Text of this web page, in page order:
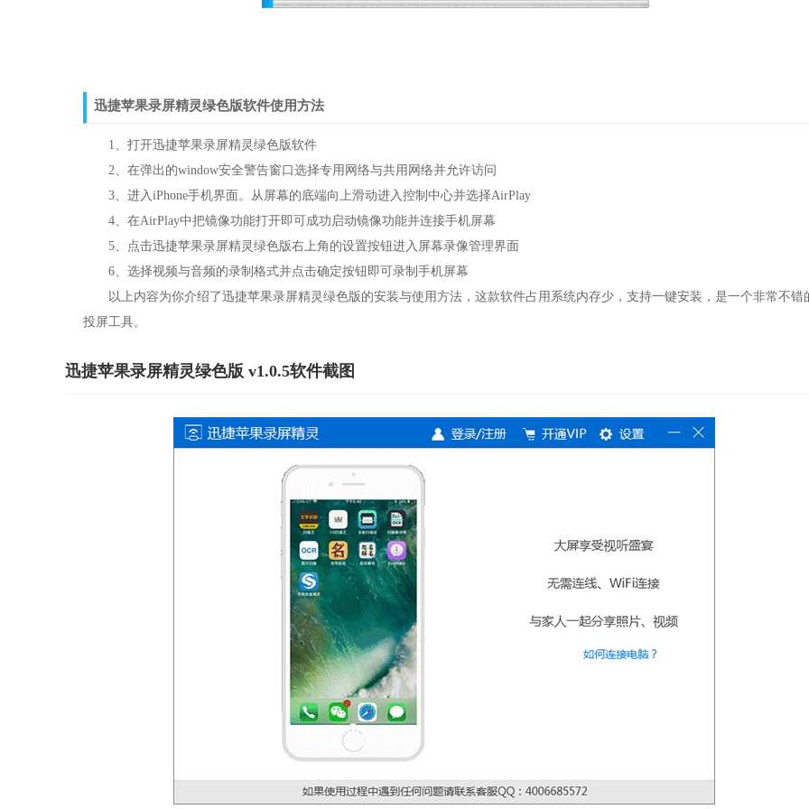
迅捷苹果录屏精灵绿色版软件使用方法
1、打开迅捷苹果录屏精灵绿色版软件
2、在弹出的window安全警告窗口选择专用网络与共用网络并允许访问
3、进入iPhone手机界面。从屏幕的底端向上滑动进入控制中心并选择AirPlay
4、在AirPlay中把镜像功能打开即可成功启动镜像功能并连接手机屏幕
5、点击迅捷苹果录屏精灵绿色版右上角的设置按钮进入屏幕录像管理界面
6、选择视频与音频的录制格式并点击确定按钮即可录制手机屏幕
以上内容为你介绍了迅捷苹果录屏精灵绿色版的安装与使用方法，这款软件占用系统内存少，支持一键安装，是一个非常不错
投屏工具。
迅捷苹果录屏精灵绿色版 v1.0.5软件截图